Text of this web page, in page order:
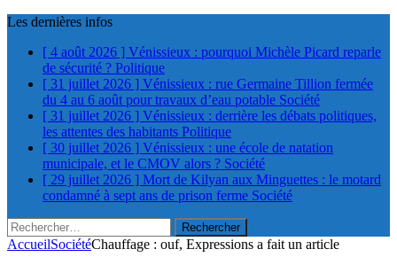
Les dernières infos
[ 4 août 2026 ] Vénissieux : pourquoi Michèle Picard reparle
de sécurité ? Politique
[ 31 juillet 2026 ] Vénissieux : rue Germaine Tillion fermée
du 4 au 6 août pour travaux d’eau potable Société
[ 31 juillet 2026 ] Vénissieux : derrière les débats politiques,
les attentes des habitants Politique
[ 30 juillet 2026 ] Vénissieux : une école de natation
municipale, et le CMOV alors ? Société
[ 29 juillet 2026 ] Mort de Kilyan aux Minguettes : le motard
condamné à sept ans de prison ferme Société
Rechercher :
AccueilSociétéChauffage : ouf, Expressions a fait un article